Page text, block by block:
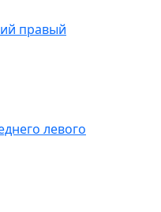
правый
левого